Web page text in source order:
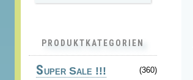
PRODUKTKATEGORIEN
Super Sale !!!
(360)